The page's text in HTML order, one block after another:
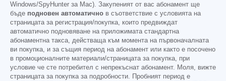
Windows/SpyHunter за Mac). Закупеният от вас абонамент ще
бъде подновен автоматично в съответствие с условията на
страницата за регистрация/покупка, които предвиждат
автоматично подновяване на приложимата стандартна
абонаментна такса, действаща към момента на първоначалната
ви покупка, и за същия период на абонамент или както е посочено
в промоционалните материали/страницата за покупка, при
условие че сте потребител с непрекъснат абонамент. Моля, вижте
страницата за покупка за подробности. Пробният период е